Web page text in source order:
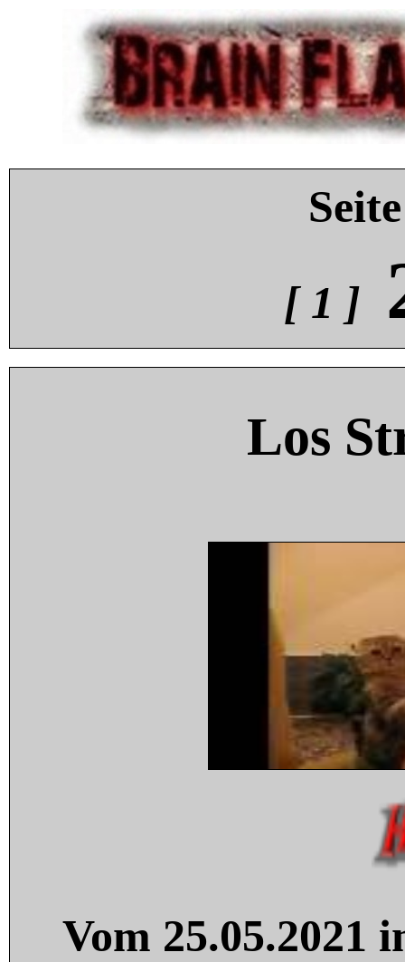
[ 1 ]
Los
Vom 25.05.2021